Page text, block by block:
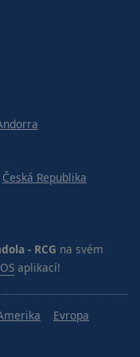
Česká Republika
- RCG na svém
aplikací!
Evropa